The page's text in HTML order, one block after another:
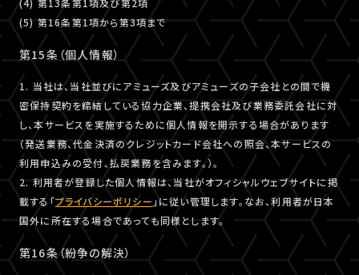
(4) 第13条第1項及び第2項
(5) 第16条第1項から第3項まで
第15条（個人情報）
1. 当社は、当社並びにアミューズ及びアミューズの子会社との間で機
密保持契約を締結している協力企業、提携会社及び業務委託会社に対
し、本サービスを実施するために個人情報を開示する場合があります
（発送業務、代金決済のクレジットカード会社への照会、本サービスの
利用申込みの受付、払戻業務を含みます。）。
2. 利用者が登録した個人情報は、当社がオフィシャルウェブサイトに掲
載する「プライバシーポリシー 」に従い管理します。なお、利用者が日本
国外に所在する場合であっても同様とします。
第16条（紛争の解決）